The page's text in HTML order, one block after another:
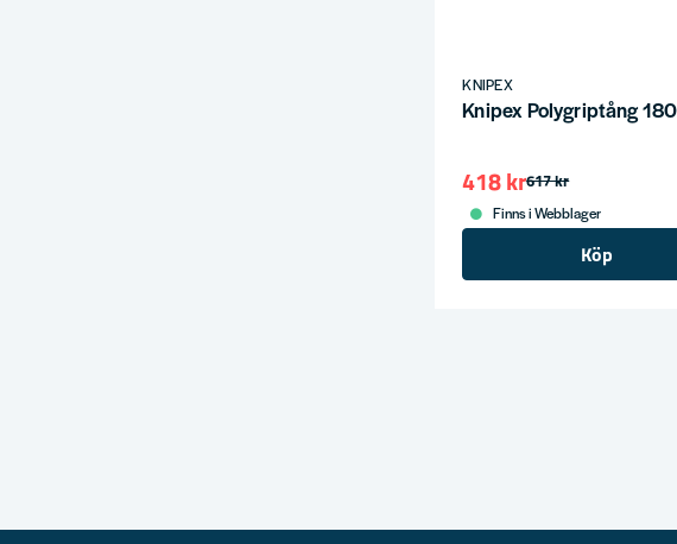
KNIPEX
Knipex Polygriptång
617 kr
418 kr
Finns i Webblager
Köp